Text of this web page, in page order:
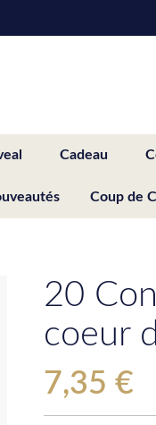
Cadeau
Coup de
20
coeur
7,35 €